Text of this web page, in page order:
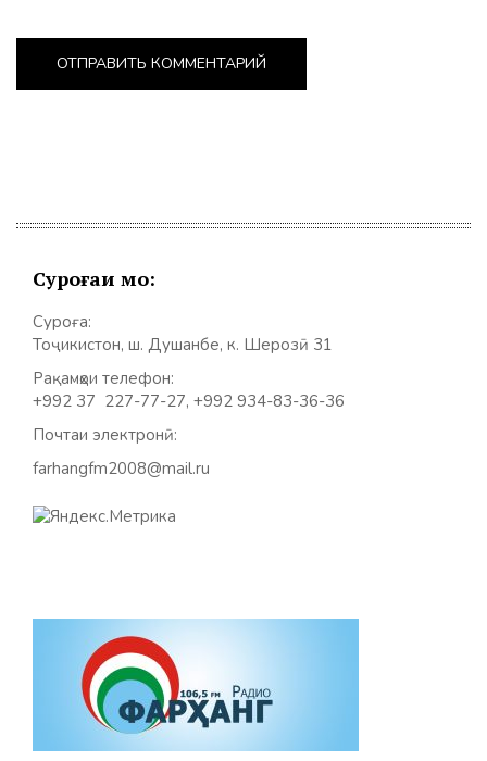
Суроғаи мо:
Суроға:
Тоҷикистон, ш. Душанбе, к. Шерозӣ 31
Рақамҳои телефон:
+992 37 227-77-27, +992 934-83-36-36
Почтаи электронӣ:
farhangfm2008@mail.ru